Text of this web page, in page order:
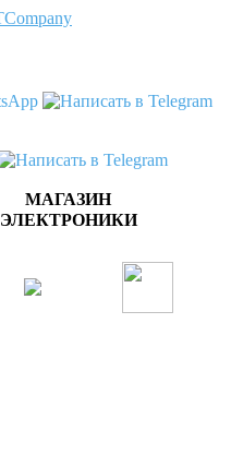
МАГАЗИН
ЭЛЕКТРОНИКИ